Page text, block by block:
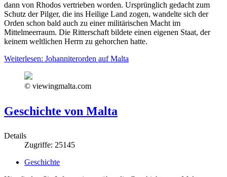
dann von Rhodos vertrieben worden. Ursprünglich gedacht zum
Schutz der Pilger, die ins Heilige Land zogen, wandelte sich der
Orden schon bald auch zu einer militärischen Macht im
Mittelmeerraum. Die Ritterschaft bildete einen eigenen Staat, der
keinem weltlichen Herrn zu gehorchen hatte.
Weiterlesen: Johanniterorden auf Malta
© viewingmalta.com
Geschichte von Malta
Details
Zugriffe: 25145
Geschichte